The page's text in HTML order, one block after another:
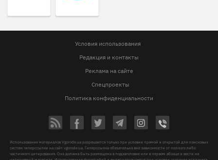
Условия использования
Редакция и контакты
Реклама на сайте
Спецпроекты
Политика конфиденциальности
Использование материалов Vgorode.ua разрешается только при условии прямой и открытой для поисковых
систем гиперссылки на сайт vgorode.ua. Гиперссылка обязательна вне зависимости от полного либо
частичного цитирования. Она должна быть размещена в подзаголовке или в первом абзаце и вести на